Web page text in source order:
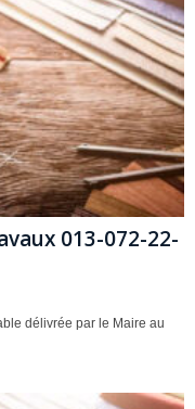
013-072-22-
délivrée par le Maire au